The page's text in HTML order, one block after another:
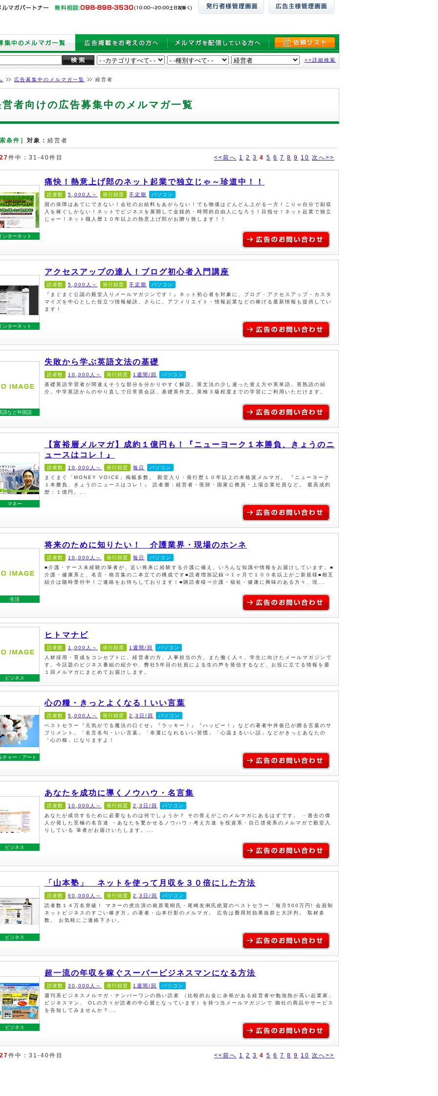
>>詳細検索
広告募集中のメルマガ一覧 経営者
営者向けの広告募集中のメルマガ一覧
条件］ 対象： 経営者
<<前へ 1 2 3 4 5 6 7 8 9 10 次へ>>
件中：31-40件目
ンターネット
痛快！熱意上げ郎のネット起業で独立じゃ～珍道中！！
読者数 5,000人～ 発行頻度 不定期
パソコン
国の保障はあてにできない！会社のお給料もあがらない！でも物価はどんどん上がる一方！こりゃ自分で副収
入を稼ぐしかない！ネットでビジネスを展開して金銭的・時間的自由人になろう！目指せ！ネット起業で独立
じゃー！ネット職人暦１０年以上の熱意上げ郎がお贈り致します！！
ンターネット
アクセスアップの達人！ブログ初心者入門講座
読者数 5,000人～ 発行頻度 不定期
パソコン
『まぐまぐ公認の殿堂入りメールマガジンです！』ネット初心者を対象に、ブログ・アクセスアップ・カスタ
マイズを中心とした役立つ情報秘訣、さらに、アフィリエイト・情報起業などの稼げる最新情報も提供してい
ます！
語など外国語
失敗から学ぶ英語文法の基礎
読者数 10,000人～ 発行頻度 1週間/回
パソコン
基礎英語学習者が間違えそうな部分を分かりやすく解説。英文法の少し違った覚え方や英単語、英熟語の紹
介。中学英語からのやり直しで日常英会話、基礎英作文、英検３級程度までの学習にご利用いただけます。
マネー
【富裕層メルマガ】成約１億円も！『ニューヨーク１本勝負、きょうのニ
ュースはコレ！』
読者数 10,000人～ 発行頻度 毎日
パソコン
まぐまぐ「MONEY VOICE」掲載多数。 殿堂入り・発行歴１０年以上の本格派メルマガ。 『ニューヨーク
１本勝負、きょうのニュースはコレ！』 読者層：経営者・医師・国家公務員・上場企業社員など。 最高成約
歴：１億円。...
生活
将来のために知りたい！ 介護業界・現場のホンネ
読者数 10,000人～ 発行頻度 毎日
パソコン
■介護・ナース未経験の筆者が、近い将来に経験する介護に備え、いろんな知識や情報をお届けしています。■
介護・健康系と、名言・格言集の二本立ての構成です■読者増加記録⇒１ヶ月で１００名以上がご新規様■相互
紹介は随時受付中！ご連絡をお待ちしております！■購読者様⇒介護・福祉・健康に興味のある方々、現...
ビジネス
ヒトマナビ
読者数 1,000人～ 発行頻度 1週間/回
パソコン
人材採用・育成をコンセプトに、経営者の方、人事担当の方、また働く人々、学生に向けたメールマガジンで
す。今話題のビジネス番組の紹介や、弊社5年目の社員による生の声を発信するなど、お役に立てる情報を週
１回メルマガにまとめてお届けします。
チャー・アート
心の糧・きっとよくなる！いい言葉
読者数 5,000人～ 発行頻度 2,3日/回
パソコン
ベストセラー『元気がでる魔法の口ぐせ』『ラッキー！』『ハッピー！』などの著者中井俊已が贈る言葉のサ
プリメント。「名言名句・いい言葉」「幸運になれるいい習慣」「心温まるいい話」などがきっとあなたの
「心の糧」になりますよ！
ビジネス
あなたを成功に導くノウハウ・名言集
読者数 10,000人～ 発行頻度 2,3日/回
パソコン
あなたが成功するために必要なものは何でしょうか？ その答えがこのメルマガにあるはずです。 ・過去の偉
人が発した至極の名言達 ・あなたを驚かせるノウハウ・考え方達 を投資系・自己啓発系のメルマガで殿堂入
りしている 筆者がお届けいたします。...
ビジネス
「山本塾」 ネットを使って月収を３０倍にした方法
読者数 60,000人～ 発行頻度 2,3日/回
パソコン
読者数１４万名突破！ マネーの虎出演の南原竜樹氏・尾崎友俐氏絶賛のベストセラー「毎月500万円! 会員制
ネットビジネスのすごい稼ぎ方」の著者・山本行影のメルマガ。 広告は費用対効果抜群と大評判。 取材多
数。 お気軽にご連絡下さい。
ビジネス
超一流の年収を稼ぐスーパービジネスマンになる方法
読者数 30,000人～ 発行頻度 1週間/回
パソコン
週刊系ビジネスメルマガ・ナンバーワンの熱い読者 （比較的お金に余裕がある経営者や勉強熱が高い起業家、
ビジネスマン、 OLの方々が読者の中心層となっています）を持つ当メールマガジンで 御社の商品やサービス
を告知してみませんか？...
<<前へ 1 2 3 4 5 6 7 8 9 10 次へ>>
件中：31-40件目